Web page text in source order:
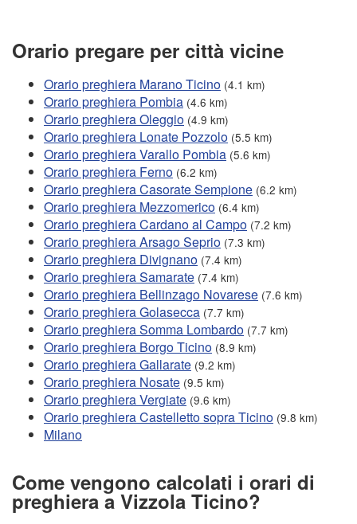
Orario pregare per città vicine
Orario preghiera Marano Ticino (4.1 km)
Orario preghiera Pombia (4.6 km)
Orario preghiera Oleggio (4.9 km)
Orario preghiera Lonate Pozzolo (5.5 km)
Orario preghiera Varallo Pombia (5.6 km)
Orario preghiera Ferno (6.2 km)
Orario preghiera Casorate Sempione (6.2 km)
Orario preghiera Mezzomerico (6.4 km)
Orario preghiera Cardano al Campo (7.2 km)
Orario preghiera Arsago Seprio (7.3 km)
Orario preghiera Divignano (7.4 km)
Orario preghiera Samarate (7.4 km)
Orario preghiera Bellinzago Novarese (7.6 km)
Orario preghiera Golasecca (7.7 km)
Orario preghiera Somma Lombardo (7.7 km)
Orario preghiera Borgo Ticino (8.9 km)
Orario preghiera Gallarate (9.2 km)
Orario preghiera Nosate (9.5 km)
Orario preghiera Vergiate (9.6 km)
Orario preghiera Castelletto sopra Ticino (9.8 km)
Milano
Come vengono calcolati i orari di
preghiera a Vizzola Ticino?